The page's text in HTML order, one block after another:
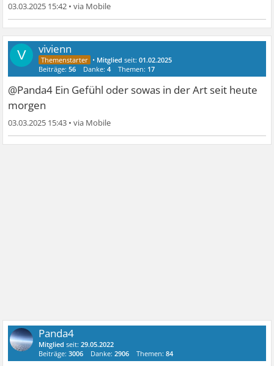
03.03.2025 15:42 •
V vivienn
• Mitglied seit:01.02.2025
Beiträge:56 Danke:4 Themen: 17
@Panda4 Ein Gefühl oder sowas in der Art seit heute
morgen
03.03.2025 15:43 •
Panda4
Mitglied seit:29.05.2022
Beiträge:3006 Danke:2906 Themen:84